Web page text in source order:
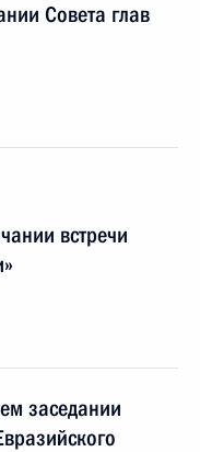
Совета глав
встречи
заседании